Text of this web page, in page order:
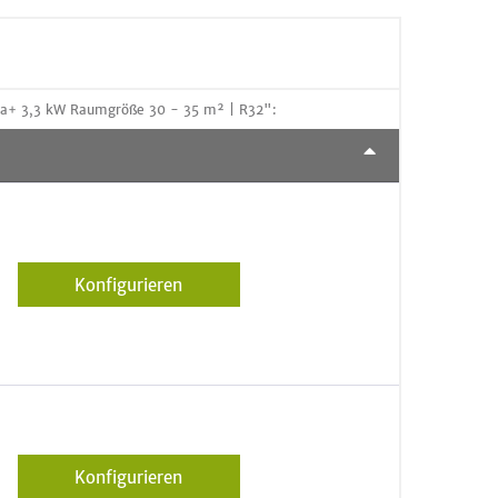
3,3 kW Raumgröße 30 - 35 m² | R32":
Konfigurieren
Konfigurieren